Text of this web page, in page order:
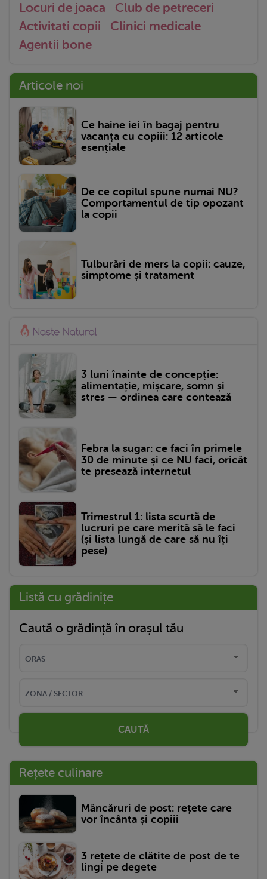
Locuri de joaca
Club de petreceri
Activitati copii
Clinici medicale
Agentii bone
Articole noi
Ce haine iei în bagaj pentru
vacanța cu copiii: 12 articole
esențiale
De ce copilul spune numai NU?
Comportamentul de tip opozant
la copii
Tulburări de mers la copii: cauze,
simptome și tratament
3 luni înainte de concepție:
alimentație, mișcare, somn și
stres — ordinea care contează
Febra la sugar: ce faci în primele
30 de minute și ce NU faci, oricât
te presează internetul
Trimestrul 1: lista scurtă de
lucruri pe care merită să le faci
(și lista lungă de care să nu îți
pese)
Listă cu grădinițe
Caută o grădință în orașul tău
CAUTĂ
Rețete culinare
Mâncăruri de post: rețete care
vor încânta și copiii
3 rețete de clătite de post de te
lingi pe degete